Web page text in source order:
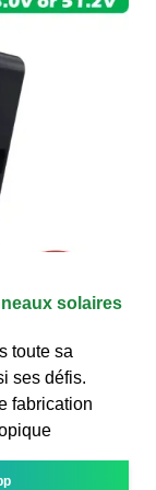
solaires
toute sa
ses défis.
fabrication